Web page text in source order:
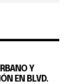
Y
EN BLVD.